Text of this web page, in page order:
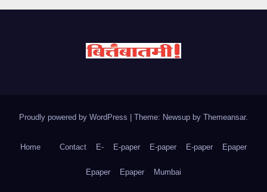
Proudly powered by WordPress Theme: Newsup by Themeansar.
Home Contact E- E-paper E-paper E-paper Epaper
Epaper Epaper Mumbai